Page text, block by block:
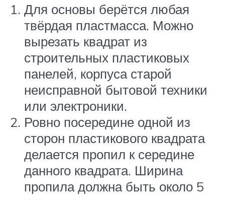
Для основы берётся любая
твёрдая пластмасса. Можно
вырезать квадрат из
строительных пластиковых
панелей, корпуса старой
неисправной бытовой техники
или электроники.
Ровно посередине одной из
сторон пластикового квадрата
делается пропил к середине
данного квадрата. Ширина
пропила должна быть около 5